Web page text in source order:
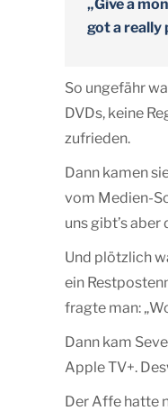
„Give a
got a really
So ungefähr
DVDs, keine
zufrieden.
Dann kamen
vom Medien-
uns gibt’s aber
Und plötzlich
ein
fragte man:
Dann kam
Apple TV+.
Der Affe hatte